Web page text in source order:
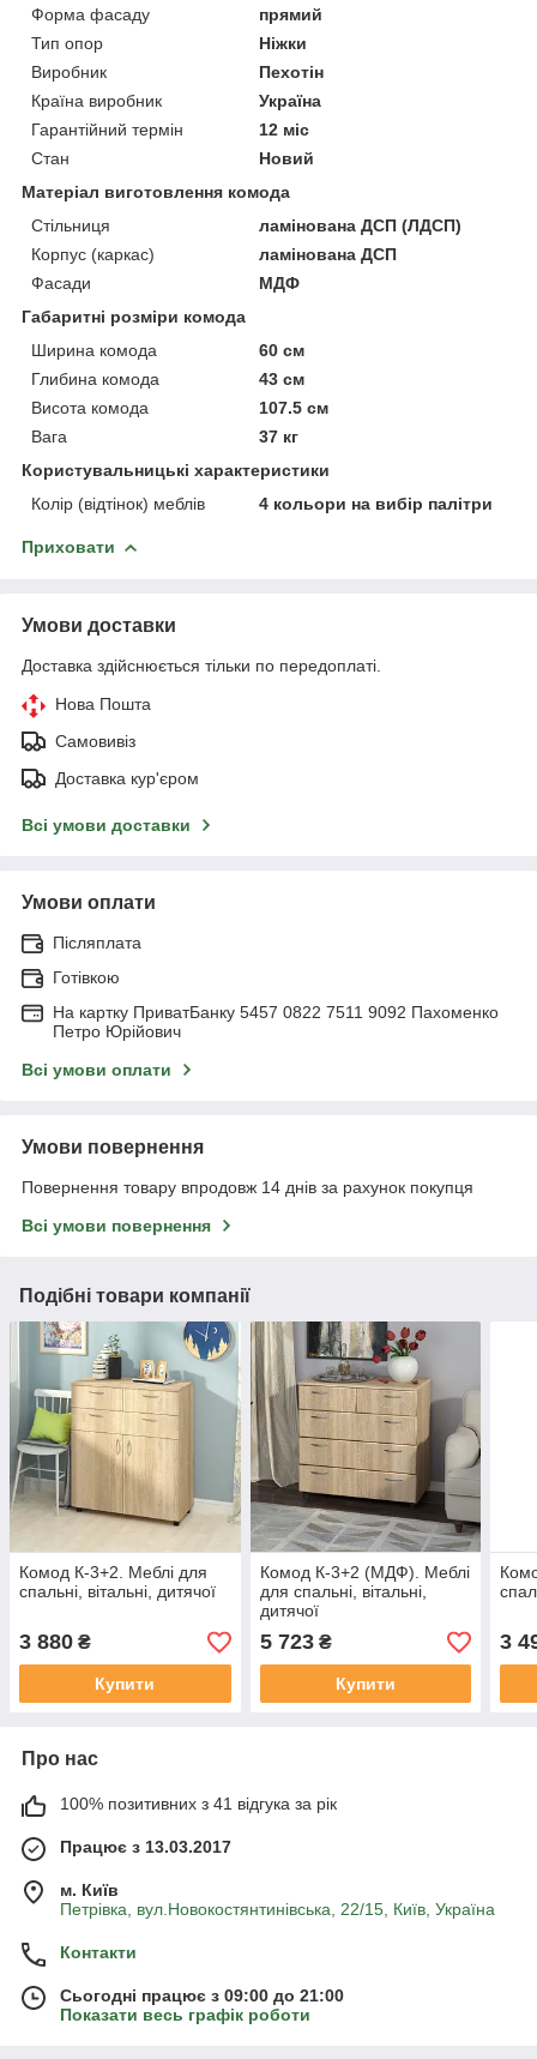
Форма фасаду
прямий
Тип опор
Ніжки
Виробник
Пехотін
Країна виробник
Україна
Гарантійний термін
12 міс
Стан
Новий
Матеріал виготовлення комода
Стільниця
ламінована ДСП (ЛДСП)
Корпус (каркас)
ламінована ДСП
Фасади
МДФ
Габаритні розміри комода
Ширина комода
60 см
Глибина комода
43 см
Висота комода
107.5 см
Вага
37 кг
Користувальницькі характеристики
Колір (відтінок) меблів
4 кольори на вибір палітри
Приховати
Умови доставки
Доставка здійснюється тільки по передоплаті.
Нова Пошта
Самовивіз
Доставка кур'єром
Всі умови доставки
Умови оплати
Післяплата
Готівкою
На картку ПриватБанку 5457 0822 7511 9092 Пахоменко
Петро Юрійович
Всі умови оплати
Умови повернення
Повернення товару впродовж 14 днів за рахунок покупця
Всі умови повернення
Подібні товари компанії
Комод К-3+2. Меблі для
спальні, вітальні, дитячої
3 880 ₴
Купити
Комод К-3+2 (МДФ). Меблі
для спальні, вітальні,
дитячої
5 723₴
Купити
3
Про нас
100% позитивних з 41 відгука за рік
Працює з 13.03.2017
м. Київ
Петрівка, вул.Новокостянтинівська, 22/15, Київ, Україна
Контакти
Сьогодні працює з 09:00 до 21:00
Показати весь графік роботи